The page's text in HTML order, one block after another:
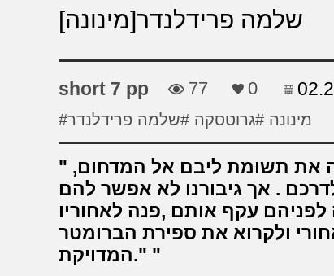
שלמה פרידלנדר[מינונה]
short 7 pp 77 0
#מינונה #גרוטסקה #שלמה פרידלנדר
. אך גיבורנו לא אפשר להם
עקף אותם ,פנה לאחוריו
ולקרוא את ספירת הברומטר
המדויקת."